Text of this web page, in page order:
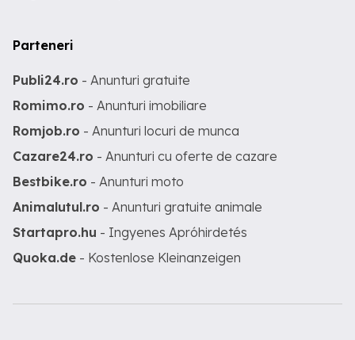
Parteneri
Publi24.ro - Anunturi gratuite
Romimo.ro - Anunturi imobiliare
Romjob.ro - Anunturi locuri de munca
Cazare24.ro - Anunturi cu oferte de cazare
Bestbike.ro - Anunturi moto
Animalutul.ro - Anunturi gratuite animale
Startapro.hu - Ingyenes Apróhirdetés
Quoka.de - Kostenlose Kleinanzeigen